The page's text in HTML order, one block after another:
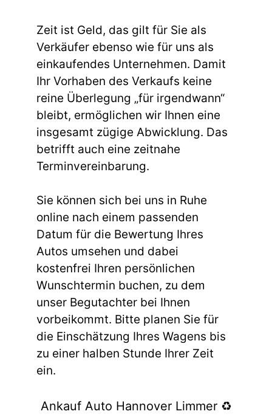
Zeit ist Geld, das gilt für Sie als
Verkäufer ebenso wie für uns als
einkaufendes Unternehmen. Damit
Ihr Vorhaben des Verkaufs keine
reine Überlegung „für irgendwann“
bleibt, ermöglichen wir Ihnen eine
insgesamt zügige Abwicklung. Das
betrifft auch eine zeitnahe
Terminvereinbarung.
Sie können sich bei uns in Ruhe
online nach einem passenden
Datum für die Bewertung Ihres
Autos umsehen und dabei
kostenfrei Ihren persönlichen
Wunschtermin buchen, zu dem
unser Begutachter bei Ihnen
vorbeikommt. Bitte planen Sie für
die Einschätzung Ihres Wagens bis
zu einer halben Stunde Ihrer Zeit
ein.
Ankauf Auto Hannover Limmer ♻️